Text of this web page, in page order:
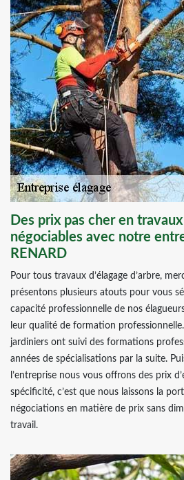
Des prix pas cher en travaux
négociables avec notre
RENARD
Pour tous travaux d’élagage d’arbre,
présentons plusieurs atouts pour vous
capacité professionnelle de nos
leur qualité de formation
jardiniers ont suivi des formations
années de spécialisations par la suite.
l’entreprise nous vous offrons des prix
spécificité, c’est que nous laissons la
négociations en matière de prix sans
travail.